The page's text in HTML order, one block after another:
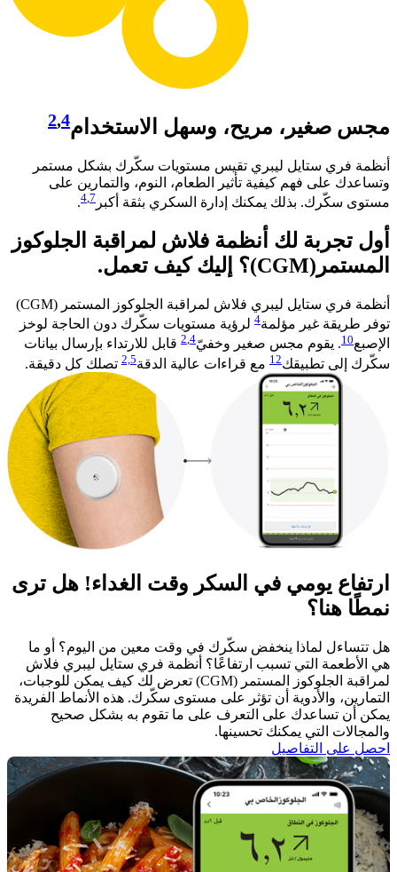
مجس صغير، مريح، وسهل الاستخدام 2,4
أنظمة فري ستايل ليبري تقيس مستويات سكّرك بشكل مستمر
وتساعدك على فهم كيفية تأثير الطعام، النوم، والتمارين على
مستوى سكّرك. بذلك يمكنك إدارة السكري بثقة أكبر
4 7
. ​
أول تجربة لك أنظمة فلاش لمراقبة الجلوكوز
المستمر(CGM)؟ إليك كيف تعمل.
أنظمة فري ستايل ليبري فلاش لمراقبة الجلوكوز المستمر (CGM)
توفر طريقة غير مؤلمة4 لرؤية مستويات سكّرك دون الحاجة لوخز
الإصبع10. يقوم مجس صغير وخفيّ 2,4
قابل للارتداء بإرسال بيانات
سكّرك إلى تطبيقك12 مع قراءات عالية الدقة 2, 5 تصلك كل دقيقة.
ارتفاع يومي في السكر وقت الغداء! هل ترى
نمطًا هنا؟
هل تتساءل لماذا ينخفض سكّرك في وقت معين من اليوم؟ أو ما
هي الأطعمة التي تسبب ارتفاعًا؟ أنظمة فري ستايل ليبري فلاش
لمراقبة الجلوكوز المستمر (CGM) تعرض لك كيف يمكن للوجبات،
التمارين، والأدوية أن تؤثر على مستوى سكّرك. هذه الأنماط الفريدة
يمكن أن تساعدك على التعرف على ما تقوم به بشكل صحيح
والمجالات التي يمكنك تحسينها.
احصل على التفاصيل